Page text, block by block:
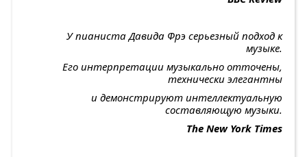
У пианиста Давида Фрэ серьезный подход к
музыке.
Его интерпретации музыкально отточены,
технически элегантны
и демонстрируют интеллектуальную
составляющую музыки.
The New York Times